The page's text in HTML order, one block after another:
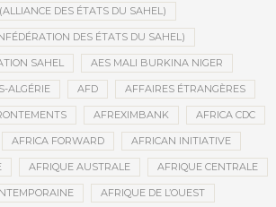
DES ÉTATS DU SAHEL)
DES ÉTATS DU SAHEL)
SAHEL AES MALI BURKINA NIGER
ALGÉRIE AFD AFFAIRES ÉTRANGÈRES
AFREXIMBANK AFRICA CDC
AFRICA FORWARD AFRICAN INITIATIVE
AFRIQUE AUSTRALE AFRIQUE CENTRALE
AFRIQUE DE L’OUEST